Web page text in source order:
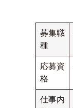
募集職
種
応募資
格
仕事内